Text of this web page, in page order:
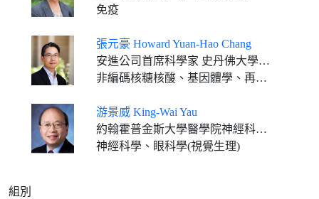
免疫
張元豪 Howard Yuan-Hao Chang
安進公司首席科學家 史丹佛大學教授
非編碼核糖核酸、基因體學、再生醫學
游景威 King-Wai Yau
約翰霍普金斯大學醫學院神經科學系暨眼科學系教授
神經科學、眼科學(視覺生理)
組別